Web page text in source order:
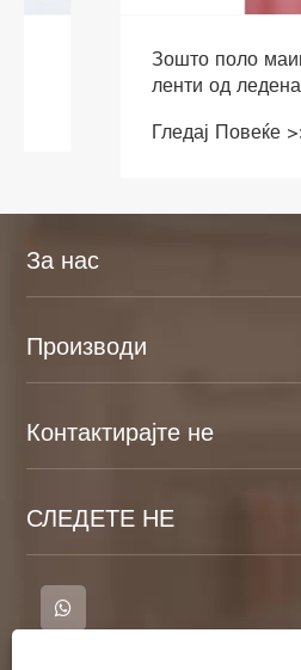
Зошто поло маицата
ленти од ледена свила
секојдневна и деловна
Гледај Повеќе >>
За нас
Производи
Контактирајте не
СЛЕДЕТЕ НЕ